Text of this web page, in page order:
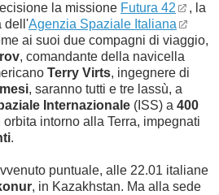
la missione Futura 42
, la
dell'Agenzia Spaziale Italiana
ai suoi due compagni di viaggio,
, comandante della navicella
Terry Virts, ingegnere di
, saranno tutti e tre lassù, a
Internazionale ( ISS) a 400
orbita intorno alla Terra, impegnati
.
puntuale, alle 22.01 italiane
, in Kazakhstan. Ma alla sede